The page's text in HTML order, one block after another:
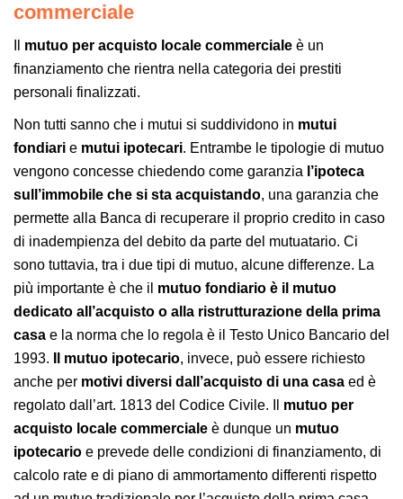
commerciale
mutuo per acquisto locale commerciale è un
finanziamento che rientra nella categoria dei prestiti
personali finalizzati.
Non tutti sanno che i mutui si suddividono in mutui
fondiari e mutui ipotecari. Entrambe le tipologie di mutuo
vengono concesse chiedendo come garanzia l’ipoteca
sull’immobile che si sta acquistando, una garanzia che
permette alla Banca di recuperare il proprio credito in caso
di inadempienza del debito da parte del mutuatario. Ci
sono tuttavia, tra i due tipi di mutuo, alcune differenze. La
più importante è che il mutuo fondiario è il mutuo
dedicato all’acquisto o alla ristrutturazione della prima
casa e la norma che lo regola è il Testo Unico Bancario del
1993.
Il mutuo ipotecario, invece, può essere richiesto
anche per motivi diversi dall’acquisto di una casa ed è
regolato dall’art. 1813 del Codice Civile. Il mutuo per
acquisto locale commerciale è dunque un mutuo
ipotecario e prevede delle condizioni di finanziamento, di
calcolo rate e di piano di ammortamento differenti rispetto